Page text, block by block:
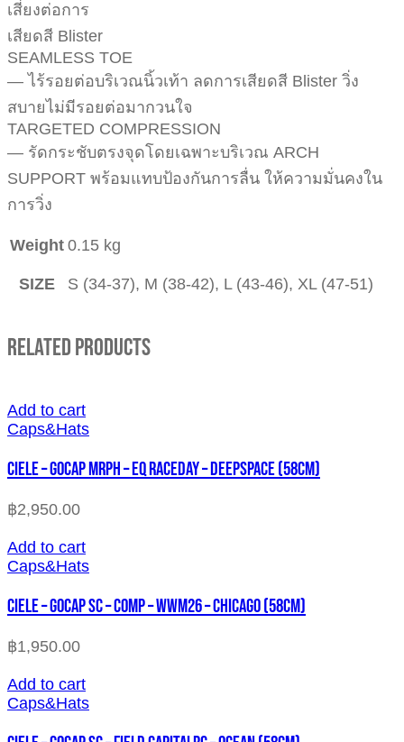
เสี่ยงต่อการ
เสียดสี Blister
SEAMLESS TOE
— ไร้รอยต่อบริเวณนิ้วเท้า ลดการเสียดสี Blister วิ่ง
สบายไม่มีรอยต่อมากวนใจ
TARGETED COMPRESSION
— รัดกระชับตรงจุดโดยเฉพาะบริเวณ ARCH
SUPPORT พร้อมแทบป้องกันการลื่น ให้ความมั่นคงใน
การวิ่ง
Weight 0.15 kg
SIZE S (34-37), M (38-42), L (43-46), XL (47-51)
Related Products
Add to cart
Caps&Hats
CIELE – GOCAP MRPH – EQ RACEDAY – DEEPSPACE (58cm)
฿2,950.00
Add to cart
Caps&Hats
CIELE – GOCAP SC – COMP – WWM26 – CHICAGO (58cm)
฿1,950.00
Add to cart
Caps&Hats